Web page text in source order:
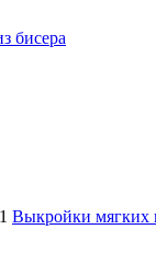
бисера
1 Выкройки мягких